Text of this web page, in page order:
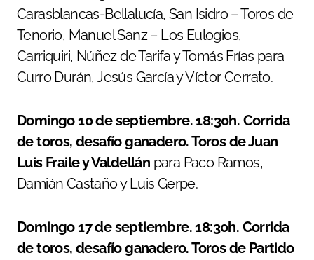
Carasblancas-Bellalucía, San Isidro – Toros de
Tenorio, Manuel Sanz – Los Eulogios,
Carriquiri, Núñez de Tarifa y Tomás Frías para
Curro Durán, Jesús García y Víctor Cerrato.
Domingo 10 de septiembre. 18:30h. Corrida
de toros, desafío ganadero. Toros de Juan
Luis Fraile y Valdellán para Paco Ramos,
Damián Castaño y Luis Gerpe.
Domingo 17 de septiembre. 18:30h. Corrida
de toros, desafío ganadero. Toros de Partido